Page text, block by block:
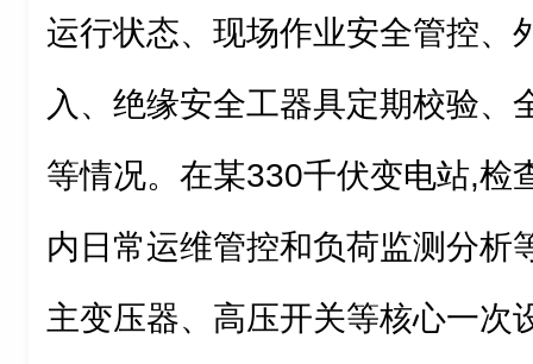
运行状态、现场作业安全管控、
入、绝缘安全工器具定期校验、
等情况。在某330千伏变电站,检
内日常运维管控和负荷监测分析
主变压器、高压开关等核心一次